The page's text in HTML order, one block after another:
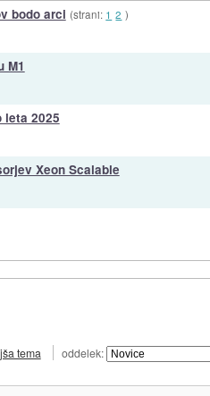
bodo arci (strani: 1 2 )
M1
leta 2025
Xeon Scalable
tema oddelek: